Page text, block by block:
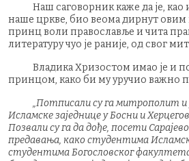
Наш саговорник каже да је, као и
наше цркве, био веома дирнут овим
принц воли православље и чита
литературу чуо је раније, од свог
Владика Хризостом имао је и
принцом, како би му уручио важно
„Потписали су га митрополит и
Исламске заједнице у Босни и
Позвали су га да дође, посети
предавања, како студентима
студентима Богословског